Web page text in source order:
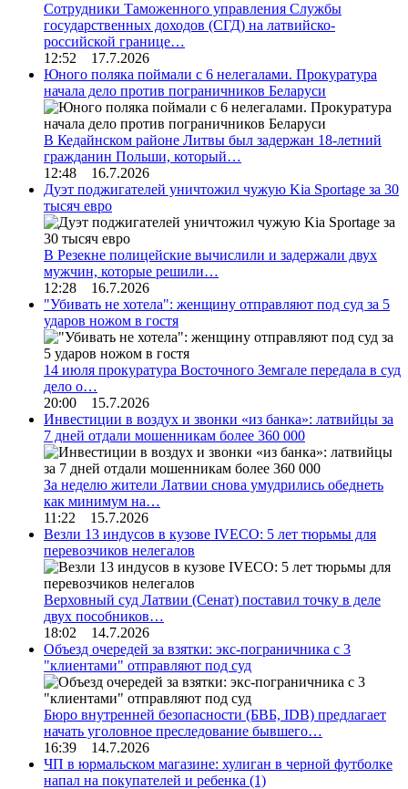
Сотрудники Таможенного управления Службы
государственных доходов (СГД) на латвийско-
российской границе…
12:52 17.7.2026
Юного поляка поймали с 6 нелегалами. Прокуратура
начала дело против пограничников Беларуси
В Кедайнском районе Литвы был задержан 18-летний
гражданин Польши, который…
12:48 16.7.2026
Дуэт поджигателей уничтожил чужую Kia Sportage за 30
тысяч евро
В Резекне полицейские вычислили и задержали двух
мужчин, которые решили…
12:28 16.7.2026
"Убивать не хотела": женщину отправляют под суд за 5
ударов ножом в гостя
14 июля прокуратура Восточного Земгале передала в суд
дело о…
20:00 15.7.2026
Инвестиции в воздух и звонки «из банка»: латвийцы за
7 дней отдали мошенникам более 360 000
За неделю жители Латвии снова умудрились обеднеть
как минимум на…
11:22 15.7.2026
Везли 13 индусов в кузове IVECO: 5 лет тюрьмы для
перевозчиков нелегалов
Верховный суд Латвии (Сенат) поставил точку в деле
двух пособников…
18:02 14.7.2026
Объезд очередей за взятки: экс-пограничника с 3
"клиентами" отправляют под суд
Бюро внутренней безопасности (БВБ, IDB) предлагает
начать уголовное преследование бывшего…
16:39 14.7.2026
ЧП в юрмальском магазине: хулиган в черной футболке
напал на покупателей и ребенка (1)